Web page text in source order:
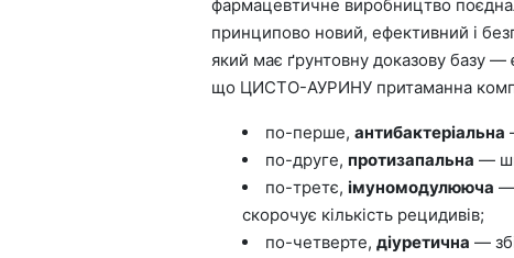
фармацевтичне виробництво
принципово новий, ефективний і
який має ґрунтовну доказову базу —
що ЦИСТО-АУРИНУ притаманна
по-перше, антибактеріальна
по-друге, протизапальна —
по-третє, імуномодулююча —
скорочує кількість рецидивів;
по-четверте, діуретична —